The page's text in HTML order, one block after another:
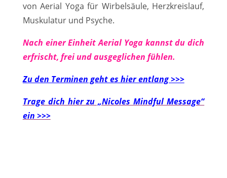
von Aerial Yoga für Wirbelsäule, Herzkreislauf,
Muskulatur und Psyche.
Nach einer Einheit Aerial Yoga kannst du dich
erfrischt, frei und ausgeglichen fühlen.
Zu den Terminen geht es hier entlang >>>
Trage dich hier zu „Nicoles Mindful Message“
ein >>>